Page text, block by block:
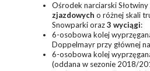
Ośrodek narciarski
zjazdowych o różnej skali
Snowparki oraz3 wyciągi:
6-osobowa kolej
Doppelmayr przy głównej
6-osobowa kolej
(oddana w sezonie 2018/